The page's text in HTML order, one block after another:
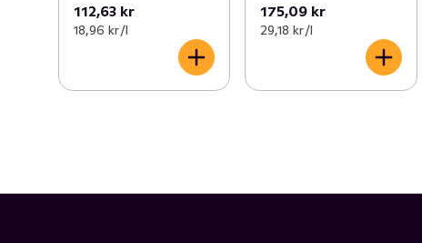
112,63 kr
18,96 kr /l
175,09 kr
29,18 kr /l